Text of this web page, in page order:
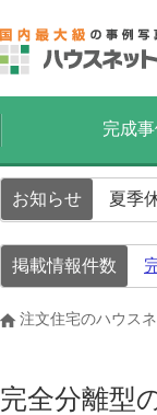
完成
お知らせ 夏季
掲載情報件数
注文住宅のハウス
完全分離型